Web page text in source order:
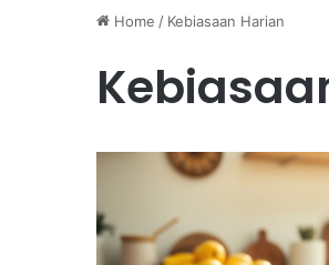
Home / Kebiasaan Harian